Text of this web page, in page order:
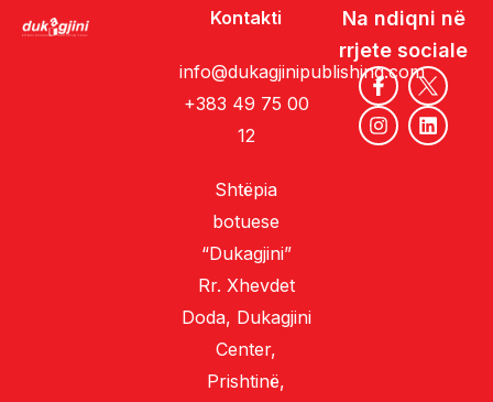
Kontakti
info@dukagjinipublishing.com
+383 49 75 00
12
Shtëpia
botuese
“Dukagjini”
Rr. Xhevdet
Doda, Dukagjini
Center,
Prishtinë,
Na ndiqni në
rrjete sociale